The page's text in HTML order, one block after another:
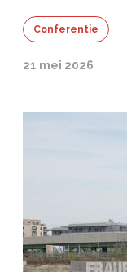
Conferentie
21 mei 2026